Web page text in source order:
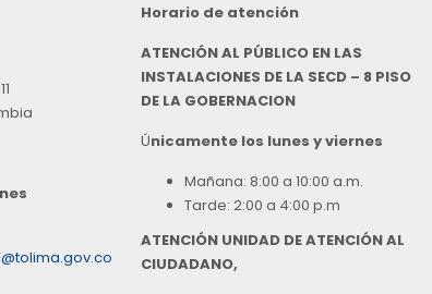
Horario de atención
ATENCIÓN AL PÚBLICO EN LAS
INSTALACIONES DE LA SECD – 8 PISO
DE LA GOBERNACION
Únicamente los lunes y viernes
Mañana: 8:00 a 10:00 a.m.
Tarde: 2:00 a 4:00 p.m
ATENCIÓN UNIDAD DE ATENCIÓN AL
CIUDADANO,